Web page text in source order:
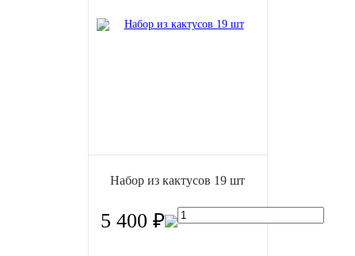
Набор из кактусов 19 шт
5 400 ₽